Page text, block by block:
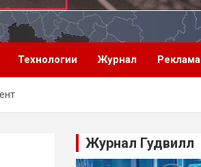
Технологии Журнал Реклама
Журнал Гудвилл